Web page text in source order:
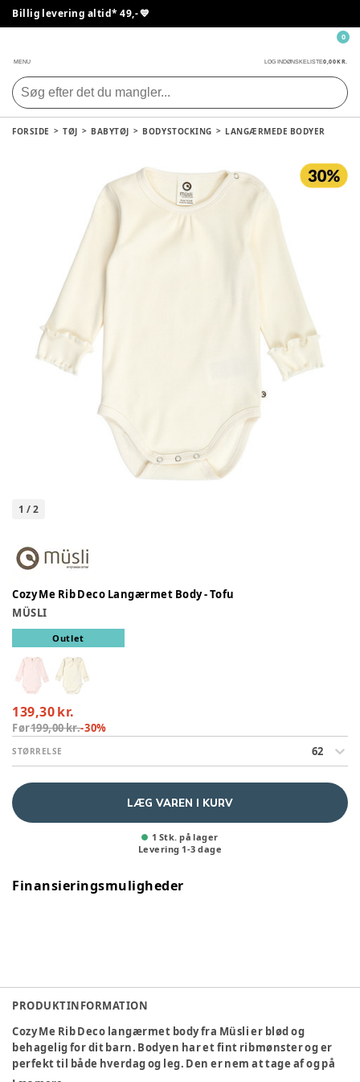
Billig levering altid* 49,- 💙
MENU LOG INDØNSKELISTE0,00 KR.
0
FORSIDE TØJ BABYTØJ BODYSTOCKING LANGÆRMEDE BODYER
1 /2
Cozy Me Rib Deco Langærmet Body - Tofu
MÜSLI
Outlet
139,30 kr.
Før199,00 kr.-30%
STØRRELSE 62
LÆG VAREN I KURV
1 Stk. på lager
Levering 1-3 dage
Finansieringsmuligheder
PRODUKTINFORMATION
Cozy Me Rib Deco langærmet body fra Müsli er blød og
behagelig for dit barn. Bodyen har et fint ribmønster og er
perfekt til både hverdag og leg. Den er nem at tage af og på